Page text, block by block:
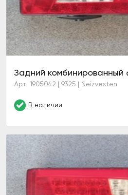
Задний комбинированный
Арт: 1905042 | 9325 | Neizvesten
В наличии